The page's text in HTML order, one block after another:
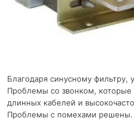
Благодаря синусному фильтру,
Проблемы со звонком, которые
длинных кабелей и
Проблемы с помехами решены.